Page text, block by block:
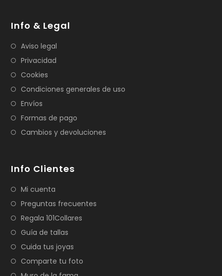
Info & Legal
Aviso legal
Privacidad
Cookies
Condiciones generales de uso
Envíos
Formas de pago
Cambios y devoluciones
Info Clientes
Mi cuenta
Preguntas frecuentes
Regala 101Collares
Guía de tallas
Cuida tus joyas
Comparte tu foto